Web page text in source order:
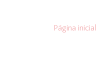
Página inicial